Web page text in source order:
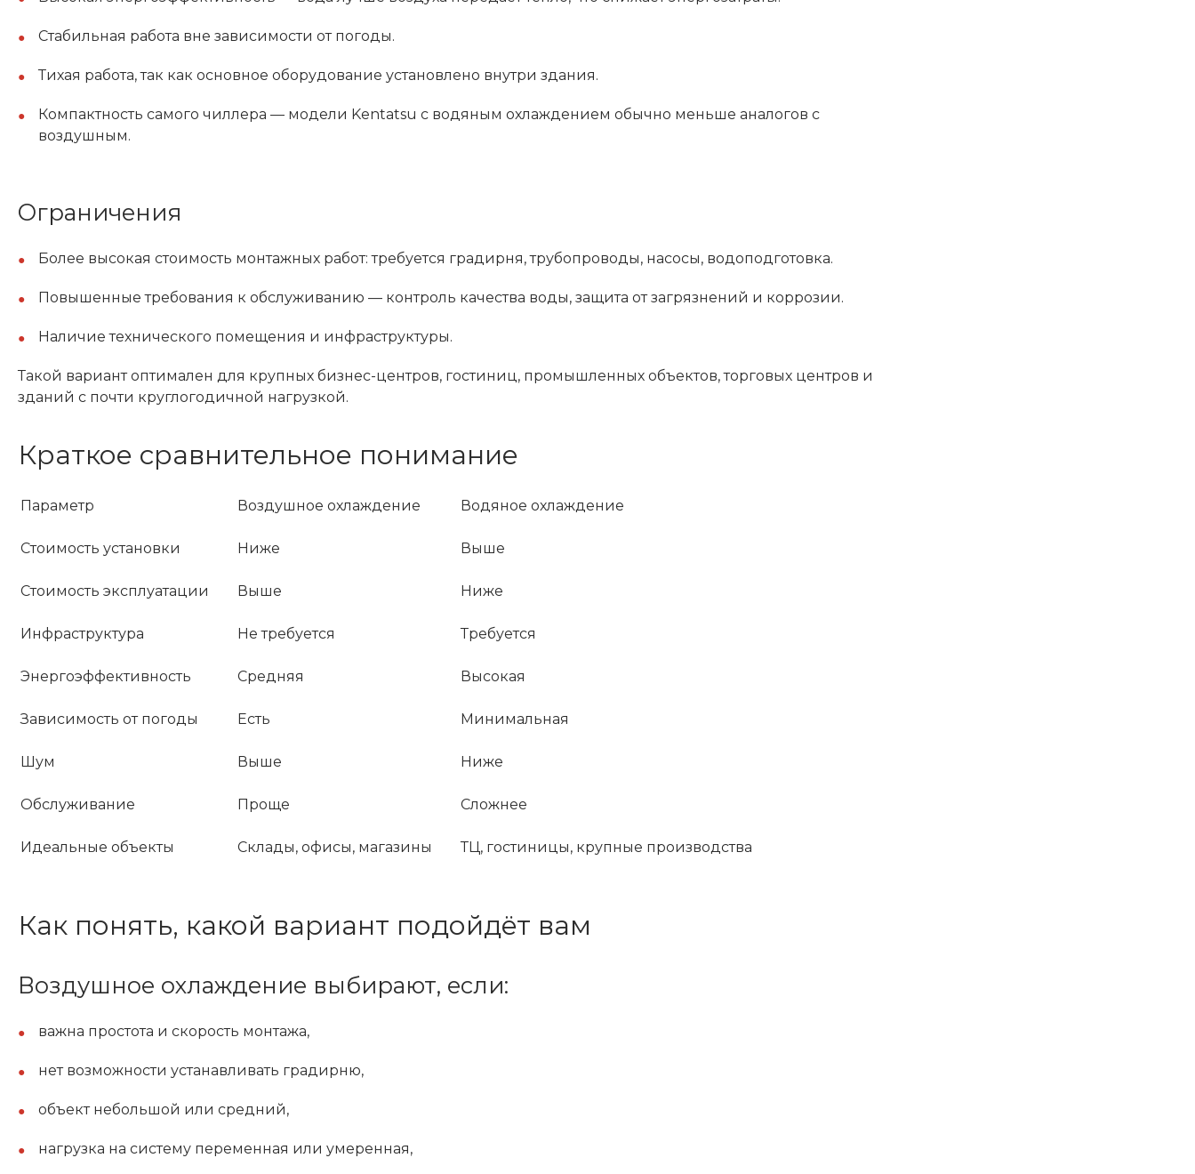
Стабильная работа вне зависимости от погоды.
Тихая работа, так как основное оборудование установлено внутри здания.
Компактность самого чиллера — модели Kentatsu с водяным охлаждением обычно меньше аналогов с
воздушным.
Ограничения
Более высокая стоимость монтажных работ: требуется градирня, трубопроводы, насосы, водоподготовка.
Повышенные требования к обслуживанию — контроль качества воды, защита от загрязнений и коррозии.
Наличие технического помещения и инфраструктуры.
Такой вариант оптимален для крупных бизнес-центров, гостиниц, промышленных объектов, торговых центров и
зданий с почти круглогодичной нагрузкой.
Краткое сравнительное понимание
Параметр Воздушное охлаждение Водяное охлаждение
Стоимость установки Ниже Выше
Стоимость эксплуатации Выше Ниже
Инфраструктура Не требуется Требуется
Энергоэффективность Средняя Высокая
Зависимость от погоды Есть Минимальная
Шум Выше Ниже
Обслуживание Проще Сложнее
Идеальные объекты Склады, офисы, магазины ТЦ, гостиницы, крупные производства
Как понять, какой вариант подойдёт вам
Воздушное охлаждение выбирают, если:
важна простота и скорость монтажа,
нет возможности устанавливать градирню,
объект небольшой или средний,
нагрузка на систему переменная или умеренная,